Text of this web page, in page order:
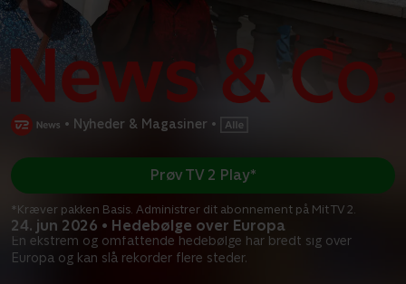
• Nyheder & Magasiner •
24. jun 2026 • Hedebølge over Europa
En ekstrem og omfattende hedebølge har bredt sig over
Europa og kan slå rekorder flere steder.
Prøv TV 2 Play*
*Kræver pakken Basis. Administrer dit abonnement på Mit TV 2.